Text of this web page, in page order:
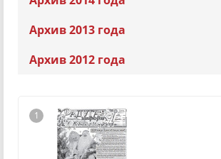
Архив 2013 года
Архив 2012 года